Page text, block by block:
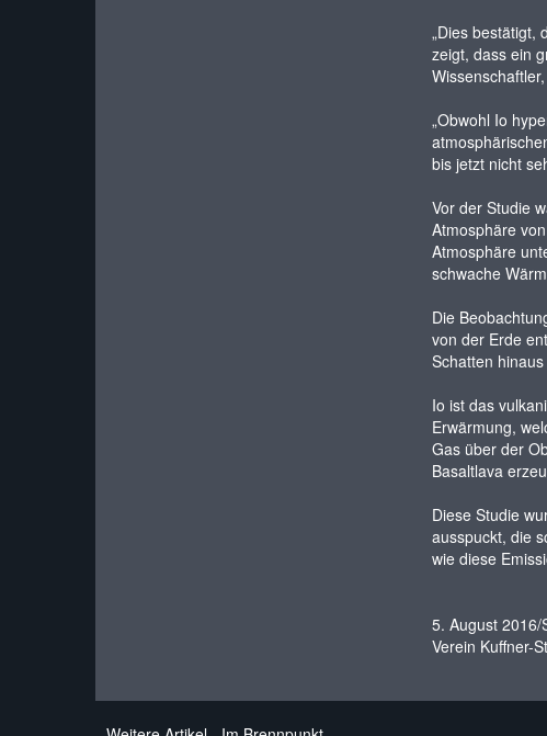
„Dies bestätigt,
zeigt, dass ein
„Obwohl Io
bis jetzt nicht
Vor der Studie
Atmosphäre
Atmosphäre
schwache
Die
von der Erde
Schatten
Io ist das
Erwärmung,
Gas über der
Basaltlava
Diese Studie
ausspuckt, die
wie diese
5. August 2016/
Verein Kuffner-